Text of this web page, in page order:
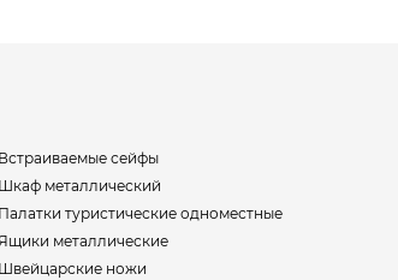
Встраиваемые сейфы
Шкаф металлический
Палатки туристические одноместные
металлические
Швейцарские ножи